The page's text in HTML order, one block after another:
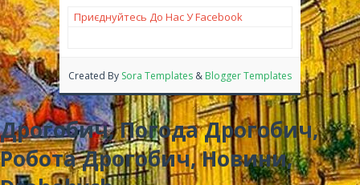
Приєднуйтесь До Нас У Facebook
Created By Sora Templates & Blogger Templates
Дрогобич, Погода Дрогобич,
Робота Дрогобич, Новини,